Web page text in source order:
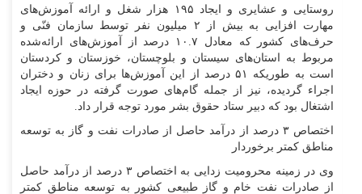
روستایی و عشایری و ایجاد ۱۹۵ هزار شغل و ارائه آموزش‌های
مهارت افزایی به بیش از ۲ میلیون نفر توسط سازمان فنّی و
حرف‌های کشور که معادل ۱۰.۷ درصد از آموزش‌های ارائه‌شده
مربوط به استان‌های سیستان و بلوچستان، خوزستان و کردستان
است به طوریکه ۵۱ درصد از این آموزش‌ها برای زنان و دختران
اجراء گردیده، نیز از جمله گام‌های صورت گرفته در حوزه ایجاد
اشتغال بود که دبیر ستاد حقوق بشر مورد توجه قرار داد.
اختصاص ۳ درصد از درآمد حاصل از صادرات نفت و گاز به توسعه
مناطق کمتر برخوردار
وی در زمینه محرومیت زدایی به اختصاص ۳ درصد از درآمد حاصل
از صادرات نفت خام و گاز طبیعی کشور به توسعه مناطق کمتر